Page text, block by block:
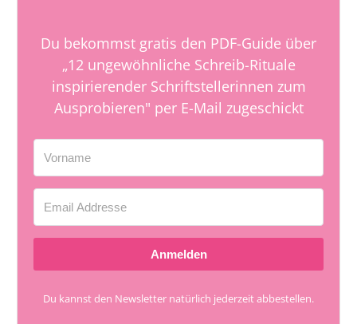
Du bekommst gratis den PDF-Guide über
„12 ungewöhnliche Schreib-Rituale
inspirierender Schriftstellerinnen zum
Ausprobieren" per E-Mail zugeschickt
Anmelden
Du kannst den Newsletter natürlich jederzeit abbestellen.